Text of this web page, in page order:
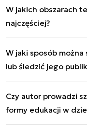
Warszawie. Posiada
zawodowe w
manager
i surowce krytyczne,
bezpieczeństwo
W jakich obszarach
najczęściej?
Chiny, Azja,
energetyczne.
W jaki sposób
lub śledzić jego
Czy autor prowadzi
formy edukacji w